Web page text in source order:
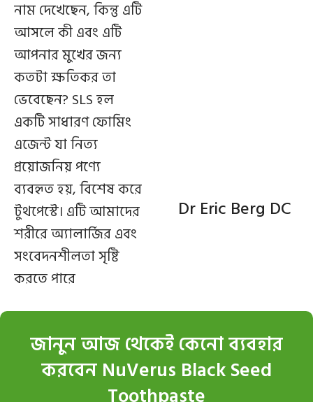
নাম দেখেছেন, কিন্তু এটি
আসলে কী এবং এটি
আপনার মুখের জন্য
কতটা ক্ষতিকর তা
ভেবেছেন? SLS হল
একটি সাধারণ ফোমিং
এজেন্ট যা নিত্য
প্রয়োজনিয় পণ্যে
ব্যবহৃত হয়, বিশেষ করে
টুথপেস্টে। এটি আমাদের
শরীরে অ্যালার্জির এবং
সংবেদনশীলতা সৃষ্টি
করতে পারে
Dr Eric Berg DC
জানুন আজ থেকেই কেনো ব্যবহার
করবেন NuVerus Black Seed